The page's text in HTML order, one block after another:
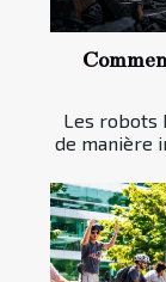
Les robots
de manière